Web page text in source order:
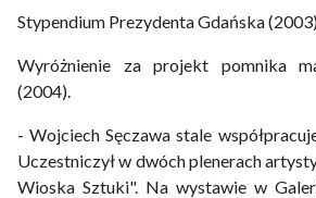
Stypendium Prezydenta Gdańska
Wyróżnienie za projekt pomnika
(2004).
- Wojciech Sęczawa stale
Uczestniczył w dwóch plenerach
Wioska Sztuki". Na wystawie w